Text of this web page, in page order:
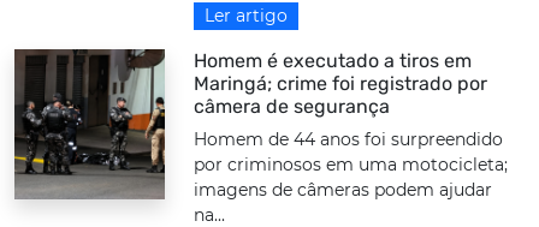
Ler artigo
Homem é executado a tiros em
Maringá; crime foi registrado por
câmera de segurança
Homem de 44 anos foi surpreendido
por criminosos em uma motocicleta;
imagens de câmeras podem ajudar
na...